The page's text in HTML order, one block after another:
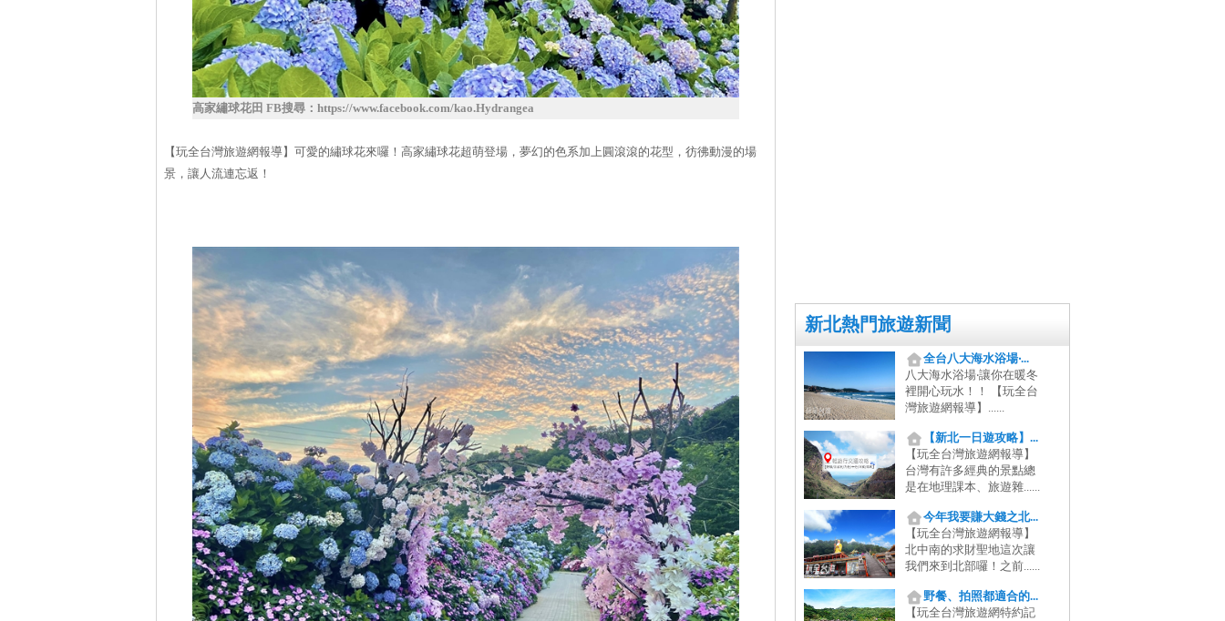
新北熱門旅遊新聞
全台八大海水浴場‧...
八大海水浴場‧讓你在暖冬
裡開心玩水！！ 【玩全台
灣旅遊網報導】......
【新北一日遊攻略】...
【玩全台灣旅遊網報導】
台灣有許多經典的景點總
是在地理課本、旅遊雜......
今年我要賺大錢之北...
【玩全台灣旅遊網報導】
北中南的求財聖地這次讓
我們來到北部囉！之前......
野餐、拍照都適合的...
【玩全台灣旅遊網特約記
高家繡球花田 FB搜尋：https://www.facebook.com/kao.Hydrangea
【玩全台灣旅遊網報導】可愛的繡球花來囉！高家繡球花超萌登場，夢幻的色系加上圓滾滾的花型，彷彿動漫的場
景，讓人流連忘返！